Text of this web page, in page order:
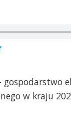
w kraju